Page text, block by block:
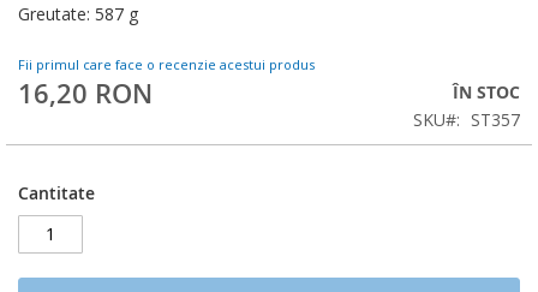
Greutate: 587 g
Fii primul care face o recenzie acestui produs
16,20 RON
ÎN STOC
SKU
ST357
Cantitate